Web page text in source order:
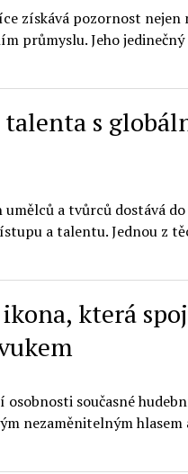
získává pozornost nejen
průmyslu. Jeho
talenta s
a tvůrců dostává
a talentu. Jednou z
která
současné
nezaměnitelným hlasem